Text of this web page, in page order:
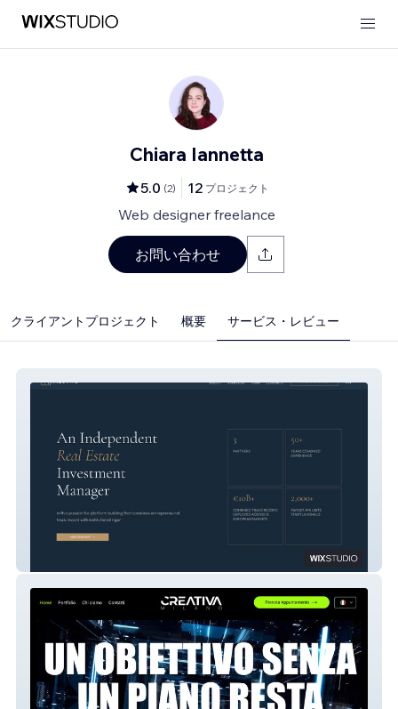
Chiara Iannetta
5.0 (2) 12 プロジェクト
Web designer freelance
お問い合わせ
クライアントプロジェクト 概要 サービス・レビュー